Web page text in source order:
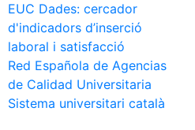
EUC Dades: cercador
d'indicadors d’inserció
laboral i satisfacció
Red Española de Agencias
de Calidad Universitaria
Sistema universitari català